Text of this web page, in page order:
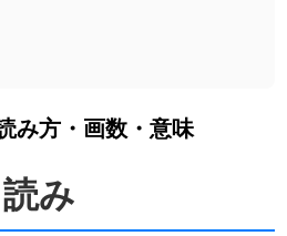
み方・画数・意味
読み